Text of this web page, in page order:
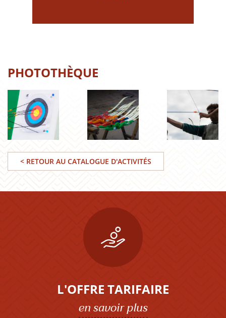
PHOTOTHÈQUE
< RETOUR AU CATALOGUE D'ACTIVITÉS
L'OFFRE TARIFAIRE
en savoir plus